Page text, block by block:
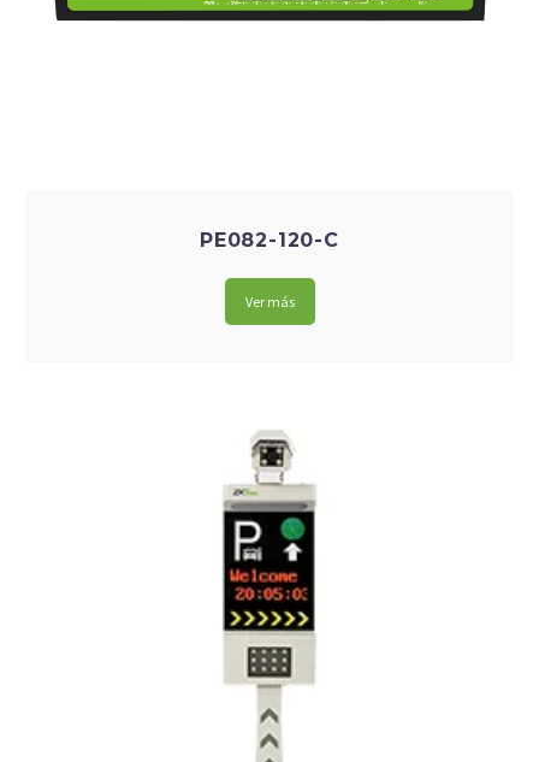
PE082-120-C
Ver más